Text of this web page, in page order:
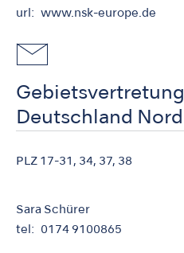
url
www.nsk-europe.de
Gebietsvertretung
Deutschland Nord
PLZ 17-31, 34, 37, 38
Sara Schürer
tel
0174 9100865